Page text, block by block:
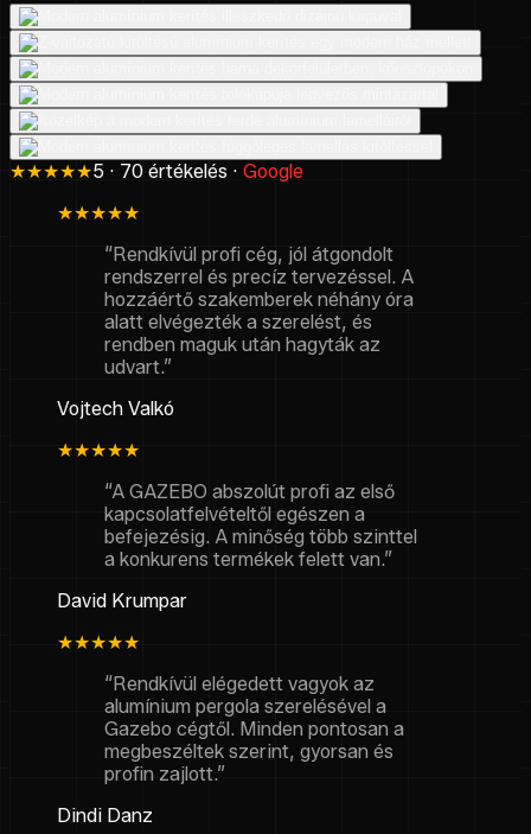
★★★★★5 · 70 értékelés · Google
★★★★★
“Rendkívül profi cég, jól átgondolt
rendszerrel és precíz tervezéssel. A
hozzáértő szakemberek néhány óra
alatt elvégezték a szerelést, és
rendben maguk után hagyták az
udvart.”
Vojtech Valkó
★★★★★
“A GAZEBO abszolút profi az első
kapcsolatfelvételtől egészen a
befejezésig. A minőség több szinttel
a konkurens termékek felett van.”
David Krumpar
★★★★★
“Rendkívül elégedett vagyok az
alumínium pergola szerelésével a
Gazebo cégtől. Minden pontosan a
megbeszéltek szerint, gyorsan és
profin zajlott.”
Dindi Danz